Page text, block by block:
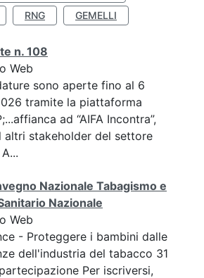
RNG GEMELLI
n. 108
Web
sono aperte fino al 6
tramite la piattaforma
ad “AIFA Incontra”,
altri stakeholder del settore
Nazionale Tabagismo e
Nazionale
Web
- Proteggere i bambini dalle
dell'industria del tabacco 31
Per iscriversi,